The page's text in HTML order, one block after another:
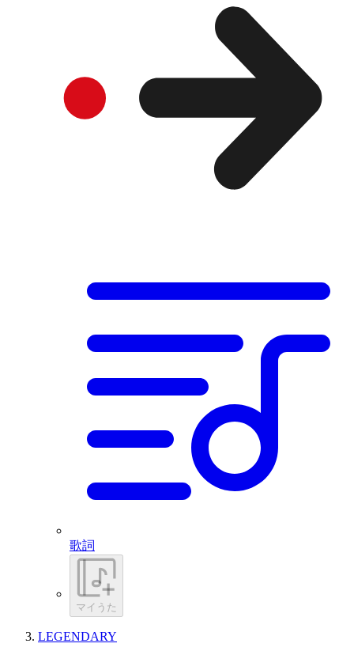
歌詞
マイうた
LEGENDARY